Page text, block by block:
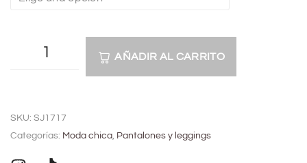
AÑADIR AL CARRITO
t
SKU: SJ1717
Categorías: Moda chica, Pantalones y leggings